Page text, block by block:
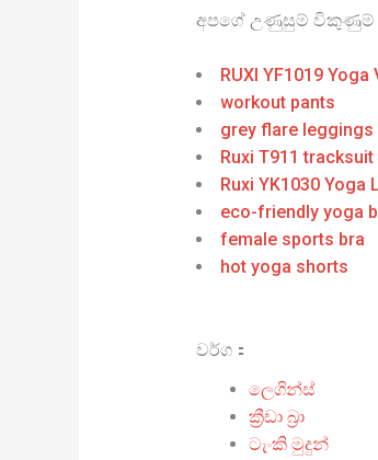
අපගේ උණුසුම් විකුණුම්
RUXI YF1019 Yoga
workout pants
grey flare leggings
Ruxi T911 tracksuit
Ruxi YK1030 Yoga
eco-friendly yoga
female sports bra
hot yoga shorts
වර්ග：
ලෙගින්ස්
ක්‍රීඩා බ්‍රා
ටැංකි මුදුන්